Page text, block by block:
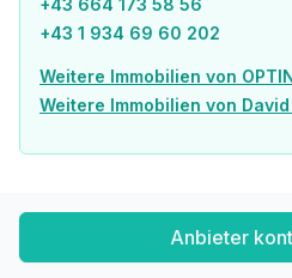
+43 1 934 69 60 202
Weitere Immobilien von
Weitere Immobilien von
Anbieter